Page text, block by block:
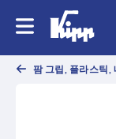
팜 그립, 플라스틱,